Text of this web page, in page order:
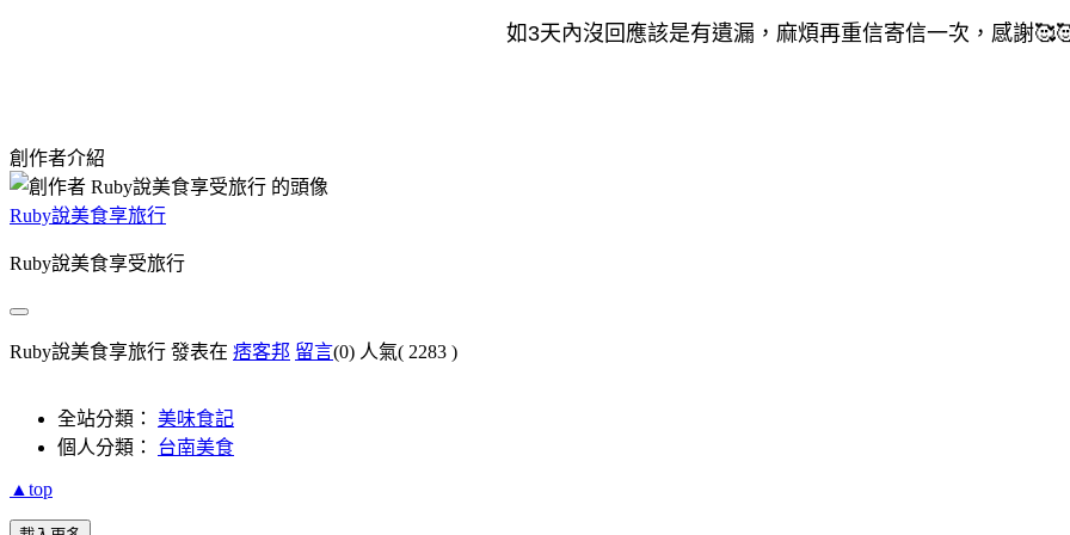
如3天內沒回應該是有遺漏，麻煩再重信寄信一次，感謝
創作者介紹
Ruby說美食享旅行
Ruby說美食享受旅行
Ruby說美食享旅行 發表在 痞客邦 留言(0) 人氣( 2283 )
全站分類： 美味食記
個人分類： 台南美食
▲top